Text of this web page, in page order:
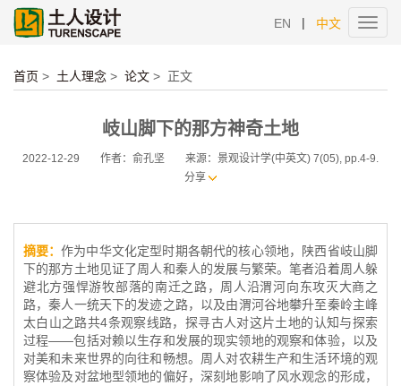
EN | 中文
首页 > 土人理念 > 论文 > 正文
岐山脚下的那方神奇土地
2022-12-29 作者：俞孔坚
来源：景观设计学(中英文) 7(05), pp.4-9.
分享
摘要： 作为中华文化定型时期各朝代的核心领地，陕西省岐山脚
下的那方土地见证了周人和秦人的发展与繁荣。笔者沿着周人躲
避北方强悍游牧部落的南迁之路，周人沿渭河向东攻灭大商之
路，秦人一统天下的发迹之路，以及由渭河谷地攀升至秦岭主峰
太白山之路共4条观察线路，探寻古人对这片土地的认知与探索
过程——包括对赖以生存和发展的现实领地的观察和体验，以及
对美和未来世界的向往和畅想。周人对农耕生产和生活环境的观
察体验及对盆地型领地的偏好，深刻地影响了风水观念的形成，